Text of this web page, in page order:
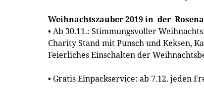
Weihnachtszauber 2019 in der
• Ab 30.11.: Stimmungsvoller
Charity Stand mit Punsch und Keksen,
Feierliches Einschalten der
• Gratis Einpackservice: ab 7.12. jeden